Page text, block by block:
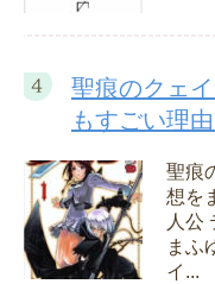
聖痕のクェ
もすごい理
聖痕
想を
人公
まふ
イ...